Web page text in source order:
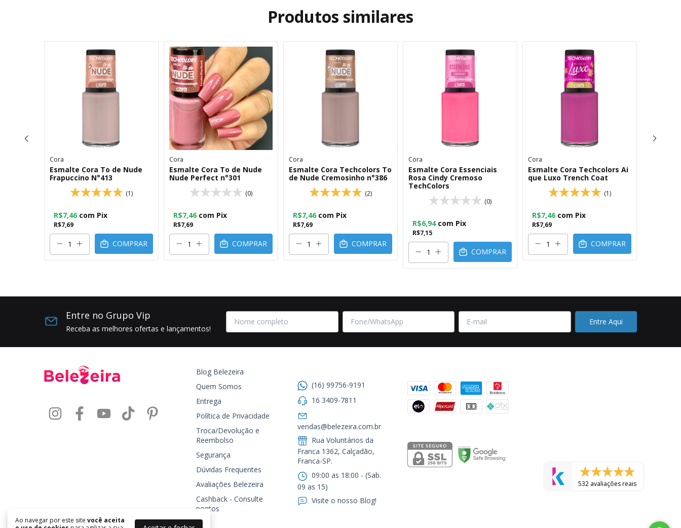
Ao navegar por este site você aceita
Produtos similares
Cora
Esmalte Cora To de Nude
Frapuccino N°413
(1)
R$7,69
R$7,46 com Pix
COMPRAR
Cora
Esmalte Cora To de Nude
Nude Perfect n°301
(0)
R$7,69
R$7,46 com Pix
COMPRAR
Cora
Esmalte Cora Techcolors To
de Nude Cremosinho n°386
(2)
R$7,69
R$7,46 com Pix
COMPRAR
Cora
Esmalte Cora Essenciais
Rosa Cindy Cremoso
TechColors
(0)
R$7,15
R$6,94 com Pix
COMPRAR
Cora
Esmalte Cora Techcolors Ai
que Luxo Trench Coat
(1)
R$7,69
R$7,46 com Pix
COMPRAR
Entre no Grupo Vip
Receba as melhores ofertas e lançamentos!
Blog Belezeira
Quem Somos
Entrega
Política de Privacidade
Troca/Devolução e
Reembolso
Segurança
Dúvidas Frequentes
Avaliações Belezeira
Cashback - Consulte
pontos
(16) 99756-9191
16 3409-7811
vendas@belezeira.com.br
Rua Voluntários da
Franca 1362, Calçadão,
Franca-SP.ㅤㅤㅤㅤㅤㅤㅤㅤㅤㅤㅤ
09:00 as 18:00 - (Sab.
09 as 15)
Visite o nosso Blog!
532 avaliações reais